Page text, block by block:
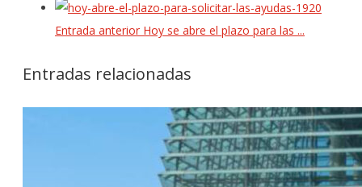
Entrada anterior Hoy se abre el plazo para las ...
Entradas relacionadas